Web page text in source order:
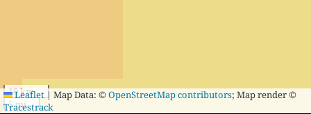
10 km
5 mi
Leaflet| Map Data: ©OpenStreetMap contributors; Map render ©
Tracestrack